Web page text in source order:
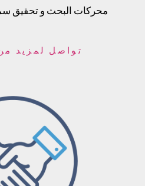
محركات البحث و تحقيق
تواصل لمزيد